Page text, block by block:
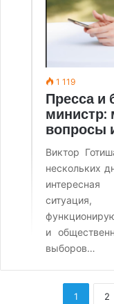
1 119
Пресса и
министр:
вопросы
Виктор
нескольких
ситуация,
и
выборов…
1 2